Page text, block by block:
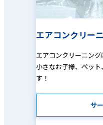
エアコンクリー
エアコンクリーニン
小さなお子様、ペッ
す！
サ